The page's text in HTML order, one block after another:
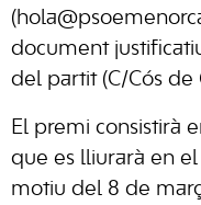
document
del partit (C/Cós de
El premi consistirà
que es lliurarà en
motiu del 8 de